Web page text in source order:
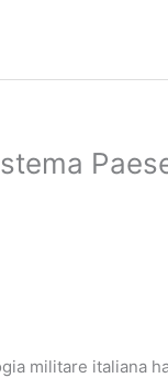
militare italiana